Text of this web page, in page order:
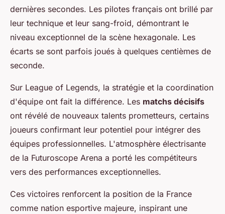
dernières secondes. Les pilotes français ont brillé par
leur technique et leur sang-froid, démontrant le
niveau exceptionnel de la scène hexagonale. Les
écarts se sont parfois joués à quelques centièmes de
seconde.
Sur League of Legends, la stratégie et la coordination
d'équipe ont fait la différence. Les matchs décisifs
ont révélé de nouveaux talents prometteurs, certains
joueurs confirmant leur potentiel pour intégrer des
équipes professionnelles. L'atmosphère électrisante
de la Futuroscope Arena a porté les compétiteurs
vers des performances exceptionnelles.
Ces victoires renforcent la position de la France
comme nation esportive majeure, inspirant une